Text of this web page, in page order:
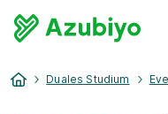
Duales Studium